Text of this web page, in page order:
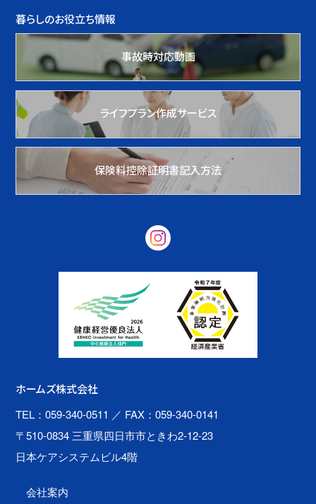
暮らしのお役立ち情報
事故時対応動画
ライフプラン作成サービス
保険料控除証明書記入方法
ホームズ株式会社
TEL：059-340-0511 ／ FAX：059-340-0141
〒510-0834 三重県四日市市ときわ2-12-23
日本ケアシステムビル4階
会社案内